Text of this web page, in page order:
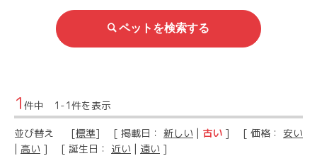
1 件中 1-1件を表示
並び替え [標準] [ 掲載日： 新しい | 古い ] [ 価格： 安い
| 高い ] [ 誕生日： 近い | 遠い ]